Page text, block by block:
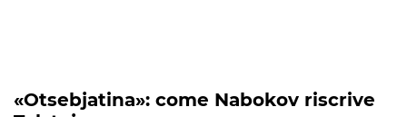
«Otsebjatina»: come Nabokov riscrive